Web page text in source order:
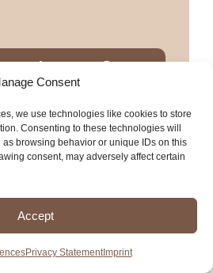
Consent
we use technologies like cookies to store
Consenting to these technologies will
browsing behavior or unique IDs on this
consent, may adversely affect certain
Accept
Privacy StatementImprint
mexicanas en Santa
Rosa
en Santa Rosa
Bakery
y un enfoque en la